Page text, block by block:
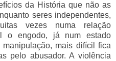
da História que não as
seres independentes,
vezes numa relação
o engodo, já num estado
mais difícil fica
pelo abusador. A violência